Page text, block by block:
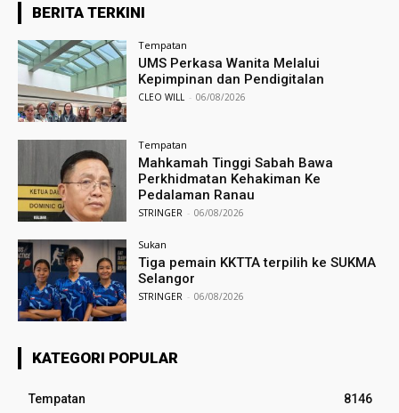
BERITA TERKINI
Tempatan
UMS Perkasa Wanita Melalui
Kepimpinan dan Pendigitalan
CLEO WILL - 06/08/2026
Tempatan
Mahkamah Tinggi Sabah Bawa
Perkhidmatan Kehakiman Ke
Pedalaman Ranau
STRINGER - 06/08/2026
Sukan
Tiga pemain KKTTA terpilih ke SUKMA
Selangor
STRINGER - 06/08/2026
KATEGORI POPULAR
Tempatan
8146